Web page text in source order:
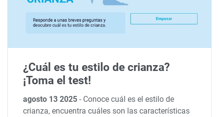
¿Cuál es tu estilo de crianza?
¡Toma el test!
agosto 13 2025- Conoce cuál es el estilo de
crianza, encuentra cuáles son las características